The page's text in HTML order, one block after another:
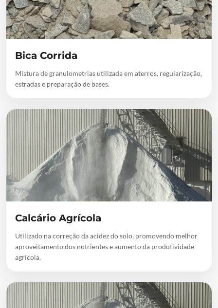
Bica Corrida
Mistura de granulometrias utilizada em aterros, regularização,
estradas e preparação de bases.
Calcário Agrícola
Utilizado na correção da acidez do solo, promovendo melhor
aproveitamento dos nutrientes e aumento da produtividade
agrícola.